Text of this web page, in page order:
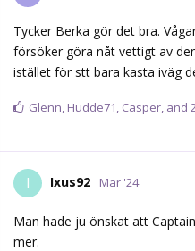
Tycker Berka gör det bra.
försöker göra nåt vettigt av
istället för stt bara kasta iväg
Glenn, Hudde71, Casper, and
I Ixus92 Mar '24
Man hade ju önskat att
mer.